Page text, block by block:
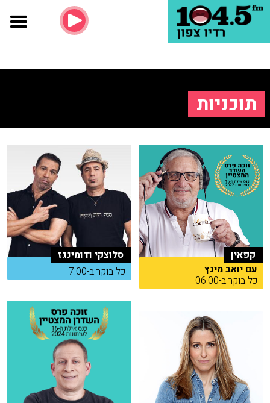
תוכניות
קפאין
עם יואב מינץ
כל בוקר ב-06:00
סלוצקי ודומינגז
כל בוקר ב-7:00